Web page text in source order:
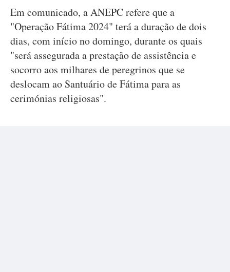
Em comunicado, a ANEPC refere que a
"Operação Fátima 2024" terá a duração de dois
dias, com início no domingo, durante os quais
"será assegurada a prestação de assistência e
socorro aos milhares de peregrinos que se
deslocam ao Santuário de Fátima para as
cerimónias religiosas".